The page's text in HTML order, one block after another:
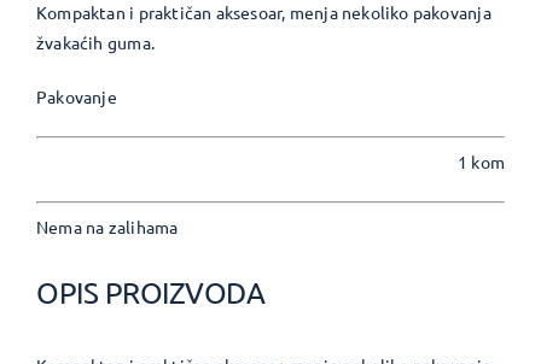
Kompaktan i praktičan aksesoar, menja nekoliko pakovanja
žvakaćih guma.
Pakovanje
1 kom
Nema na zalihama
OPIS PROIZVODA